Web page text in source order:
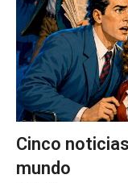
Cinco
mundo